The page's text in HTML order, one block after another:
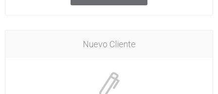
Nuevo Cliente